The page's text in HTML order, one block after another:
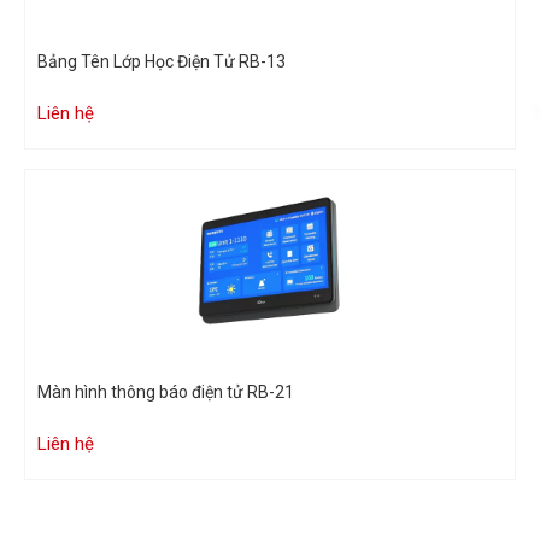
Bảng Tên Lớp Học Điện Tử RB-13
Liên hệ
Màn hình thông báo điện tử RB-21
Liên hệ